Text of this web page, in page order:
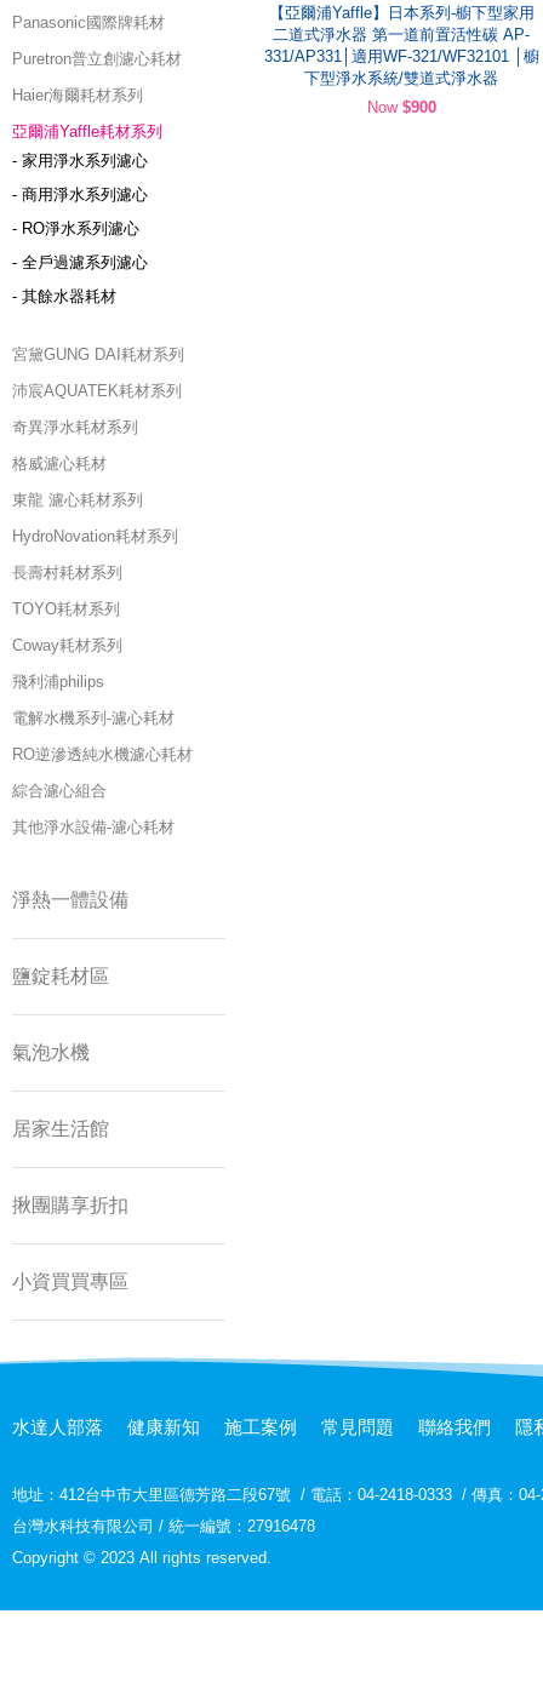
Panasonic國際牌耗材
Puretron普立創濾心耗材
Haier海爾耗材系列
亞爾浦Yaffle耗材系列
- 家用淨水系列濾心
- 商用淨水系列濾心
- RO淨水系列濾心
- 全戶過濾系列濾心
- 其餘水器耗材
宮黛GUNG DAI耗材系列
沛宸AQUATEK耗材系列
奇異淨水耗材系列
格威濾心耗材
東龍 濾心耗材系列
HydroNovation耗材系列
長壽村耗材系列
TOYO耗材系列
Coway耗材系列
飛利浦philips
電解水機系列-濾心耗材
RO逆滲透純水機濾心耗材
綜合濾心組合
其他淨水設備-濾心耗材
淨熱一體設備
鹽錠耗材區
氣泡水機
居家生活館
揪團購享折扣
小資買買專區
【亞爾浦Yaffle】日本系列-櫥下型家用
二道式淨水器 第一道前置活性碳 AP-
331/AP331│適用WF-321/WF32101 │櫥
下型淨水系統/雙道式淨水器
Now $900
水達人部落 健康新知 施工案例 常見問題 聯絡我們 隱
地址： 412台中市大里區德芳路二段67號 / 電話：04-2418-0333 / 傳真：
台灣水科技有限公司 / 統一編號：27916478
Copyright © 2023 All rights reserved.